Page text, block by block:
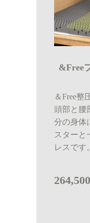
&Free
＆Free整
頭部と腰
分の身体
スターと
レスです。
264,500